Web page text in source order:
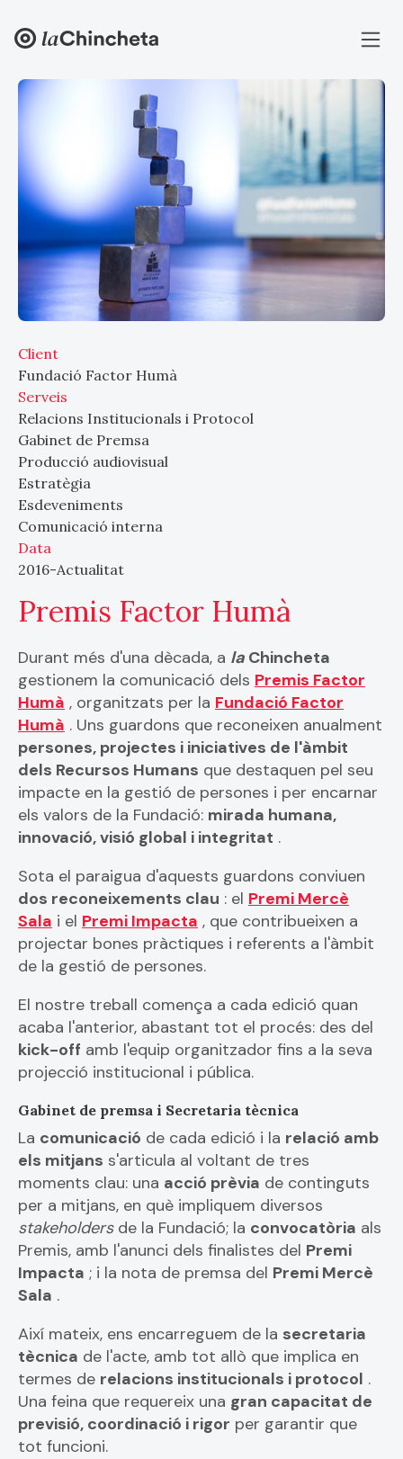
Client
Fundació Factor Humà
Serveis
Relacions Institucionals i Protocol
Gabinet de Premsa
Producció audiovisual
Estratègia
Esdeveniments
Comunicació interna
Data
2016-Actualitat
Premis Factor Humà
Durant més d'una dècada, a la Chincheta
gestionem la comunicació dels Premis Factor
Humà , organitzats per la Fundació Factor
Humà . Uns guardons que reconeixen anualment
persones, projectes i iniciatives de l'àmbit
dels Recursos Humans que destaquen pel seu
impacte en la gestió de persones i per encarnar
els valors de la Fundació: mirada humana,
innovació, visió global i integritat .
Sota el paraigua d'aquests guardons conviuen
dos reconeixements clau : el Premi Mercè
Sala i el Premi Impacta , que contribueixen a
projectar bones pràctiques i referents a l'àmbit
de la gestió de persones.
El nostre treball comença a cada edició quan
acaba l'anterior, abastant tot el procés: des del
kick-off amb l'equip organitzador fins a la seva
projecció institucional i pública.
Gabinet de premsa i Secretaria tècnica
La comunicació de cada edició i la relació amb
els mitjans s'articula al voltant de tres
moments clau: una acció prèvia de continguts
per a mitjans, en què impliquem diversos
stakeholdersde la Fundació; la convocatòria als
Premis, amb l'anunci dels finalistes del Premi
Impacta ; i la nota de premsa del Premi Mercè
Sala .
Així mateix, ens encarreguem de la secretaria
tècnica de l'acte, amb tot allò que implica en
termes de relacions institucionals i protocol .
Una feina que requereix una gran capacitat de
previsió, coordinació i rigor per garantir que
tot funcioni.